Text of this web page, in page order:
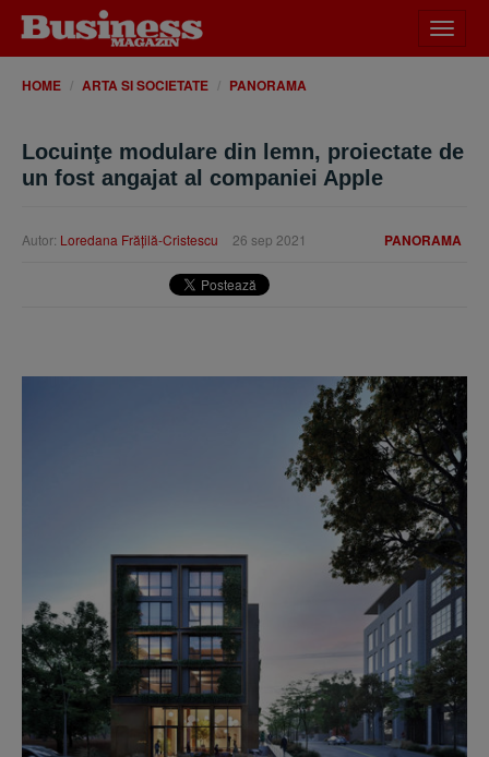
meniu
HOME ARTA SI SOCIETATE PANORAMA
Locuinţe modulare din lemn, proiectate de
un fost angajat al companiei Apple
PANORAMA
Autor: Loredana Frăţilă-Cristescu 26 sep 2021